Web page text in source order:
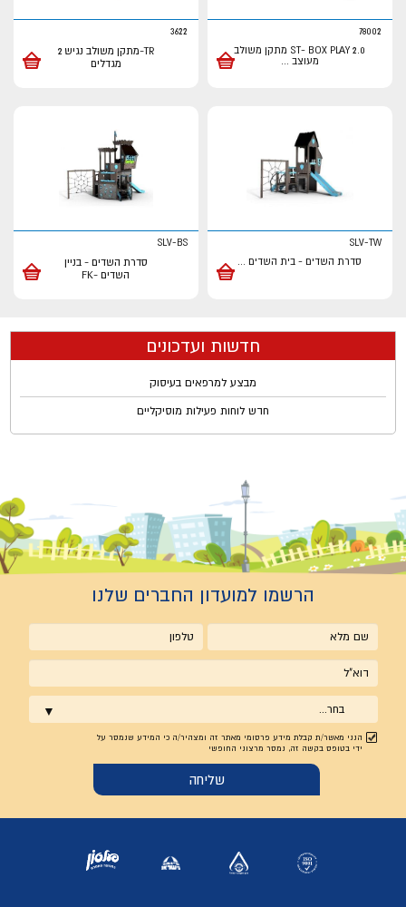
78002
ST- BOX PLAY 2.0 מתקן משולב
מעוצב ...
3622
TR-מתקן משולב נגיש 2
מגדלים
SLV-TW
סדרת השדים - בית השדים ...
SLV-BS
סדרת השדים - בניין
השדים -FK
חדשות ועדכונים
מבצע למרפאים בעיסוק
חדש לוחות פעילות מוסיקליים
הרשמו למועדון החברים שלנו
שם
מלא
טלפון
אימייל
בחר...
הנני מאשר/ת קבלת מידע פרסומי מאתר זה ומצהיר/ה כי המידע שנמסר על
ידי בטופס בקשה זה, נמסר מרצוני החופשי